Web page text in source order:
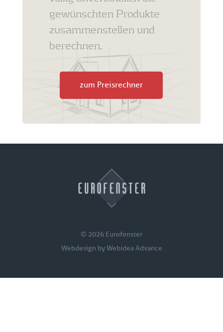
gewünschten Produkte
zusammenstellen und
berechnen.
zum Preisrechner
© 2026 Eurofenster
Webdesign byWebidea Advance